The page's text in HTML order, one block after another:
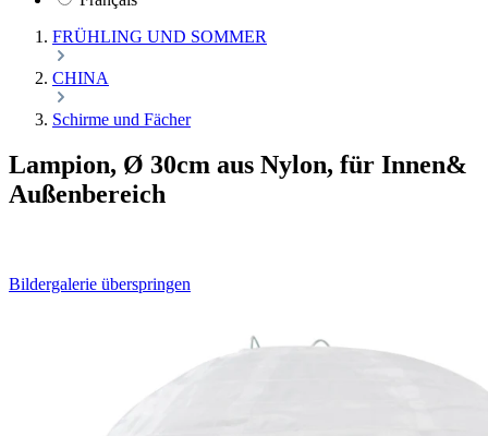
FRÜHLING UND SOMMER
CHINA
Schirme und Fächer
Lampion, Ø 30cm aus Nylon, für Innen&
Außenbereich
Bildergalerie überspringen